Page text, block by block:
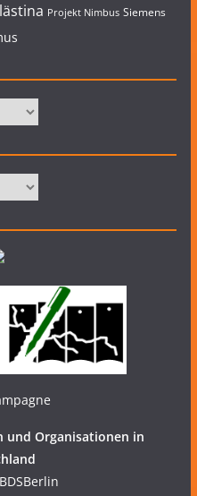
Projekt Nimbus Siemens
und Organisationen in